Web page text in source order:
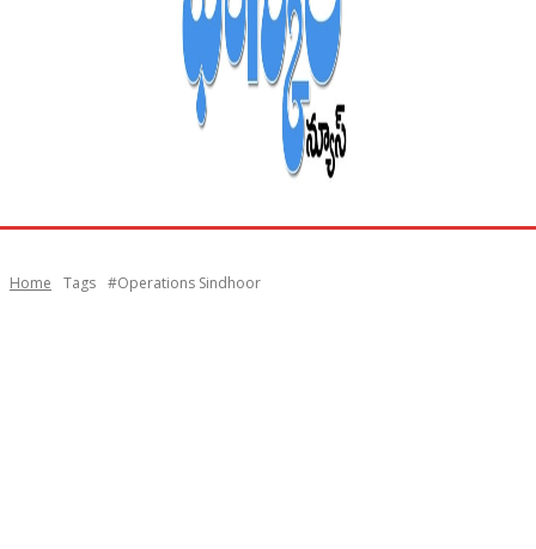
Home Tags #Operations Sindhoor